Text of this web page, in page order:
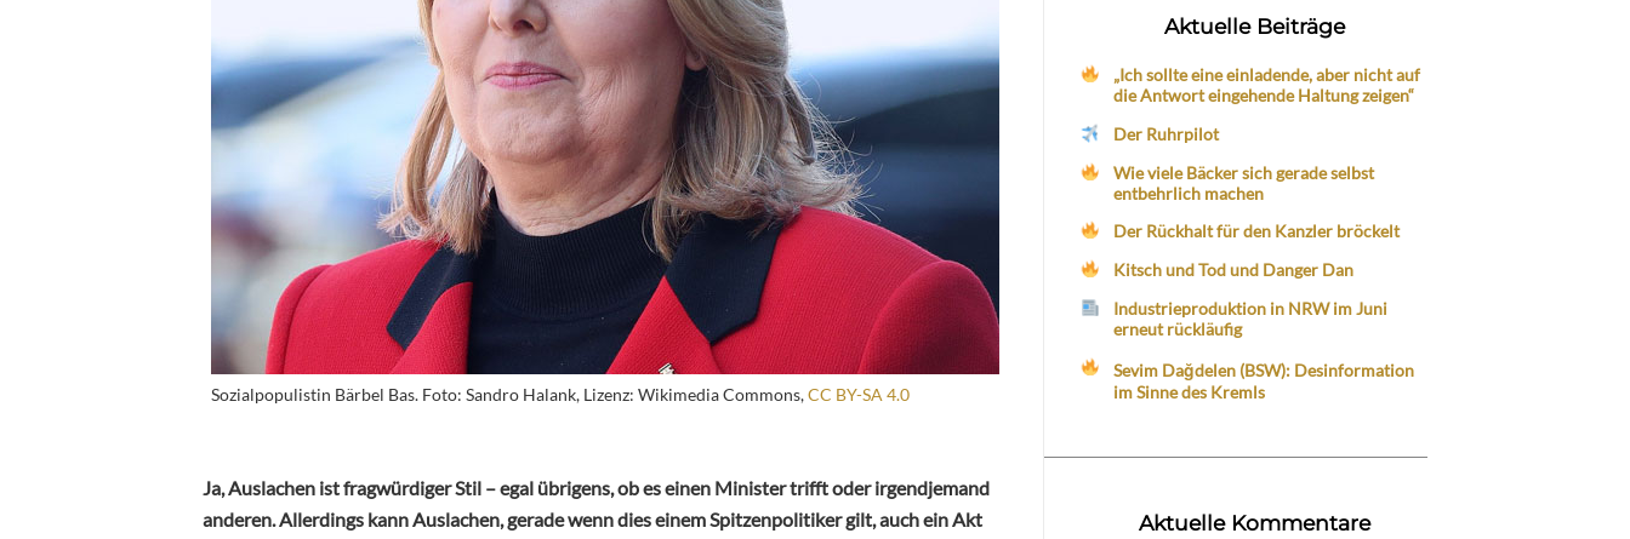
Sozialpopulistin Bärbel Bas. Foto: Sandro Halank, Lizenz: Wikimedia Commons,CC BY-SA 4.0
Ja, Auslachen ist fragwürdiger Stil – egal übrigens, ob es einen Minister trifft oder irgendjemand
anderen. Allerdings kann Auslachen, gerade wenn dies einem Spitzenpolitiker gilt, auch ein Akt
Aktuelle Beiträge
„Ich sollte eine einladende, aber nicht auf
die Antwort eingehende Haltung zeigen“
Der Ruhrpilot
Wie viele Bäcker sich gerade selbst
entbehrlich machen
Der Rückhalt für den Kanzler bröckelt
Kitsch und Tod und Danger Dan
Industrieproduktion in NRW im Juni
erneut rückläufig
Sevim Dağdelen (BSW): Desinformation
im Sinne des Kremls
Aktuelle Kommentare